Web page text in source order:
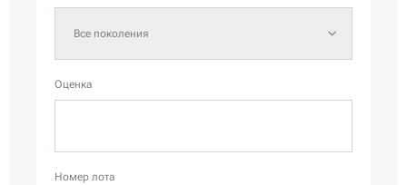
Все поколения
Оценка
Номер лота